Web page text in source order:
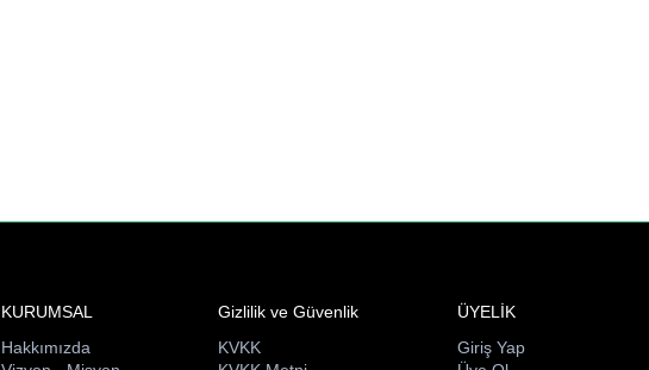
KURUMSAL
Hakkımızda
Gizlilik ve Güvenlik
KVKK
ÜYELİK
Giriş Yap